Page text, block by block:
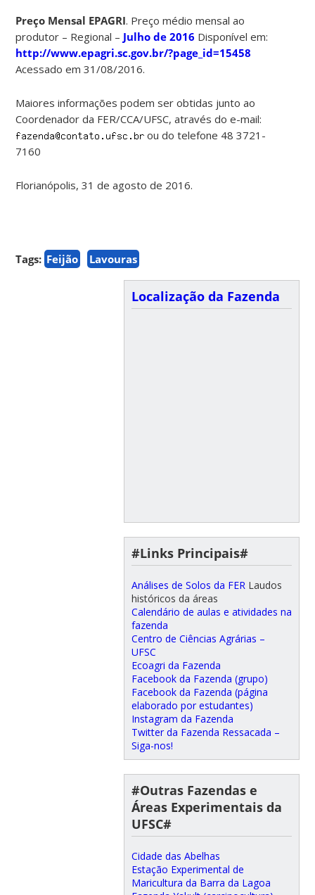
Preço Mensal EPAGRI. Preço médio mensal ao
produtor – Regional – Julho de 2016 Disponível em:
http://www.epagri.sc.gov.br/?page_id=15458
Acessado em 31/08/2016.
Maiores informações podem ser obtidas junto ao
Coordenador da FER/CCA/UFSC, através do e-mail:
ou do telefone 48 3721-
7160
Florianópolis, 31 de agosto de 2016.
Tags: Feijão Lavouras
Localização da Fazenda
#Links Principais#
Análises de Solos da FER Laudos
históricos da áreas
Calendário de aulas e atividades na
fazenda
Centro de Ciências Agrárias –
UFSC
Ecoagri da Fazenda
Facebook da Fazenda (grupo)
Facebook da Fazenda (página
elaborado por estudantes)
Instagram da Fazenda
Twitter da Fazenda Ressacada –
Siga-nos!
#Outras Fazendas e
Áreas Experimentais da
UFSC#
Cidade das Abelhas
Estação Experimental de
Maricultura da Barra da Lagoa